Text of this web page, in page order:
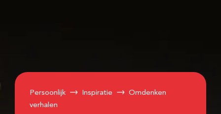
Persoonlijk Inspiratie
Omdenken
verhalen